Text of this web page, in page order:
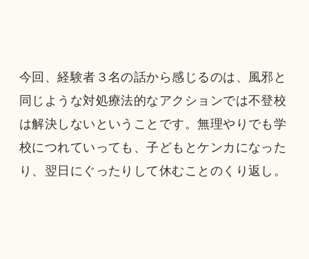
今回、経験者３名の話から感じるのは、風邪と
同じような対処療法的なアクションでは不登校
は解決しないということです。無理やりでも学
校につれていっても、子どもとケンカになった
り、翌日にぐったりして休むことのくり返し。